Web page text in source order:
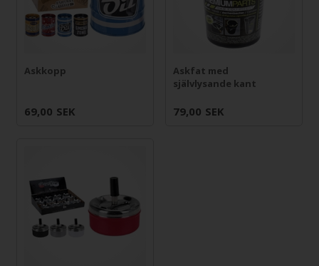
Askkopp
69,00 SEK
Askfat med
självlysande kant
79,00 SEK